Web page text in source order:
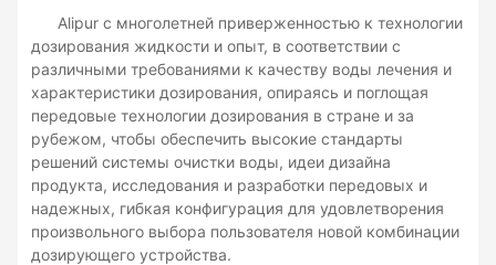
Alipur с многолетней приверженностью к технологии
дозирования жидкости и опыт, в соответствии с
различными требованиями к качеству воды лечения и
характеристики дозирования, опираясь и поглощая
передовые технологии дозирования в стране и за
рубежом, чтобы обеспечить высокие стандарты
решений системы очистки воды, идеи дизайна
продукта, исследования и разработки передовых и
надежных, гибкая конфигурация для удовлетворения
произвольного выбора пользователя новой комбинации
дозирующего устройства.